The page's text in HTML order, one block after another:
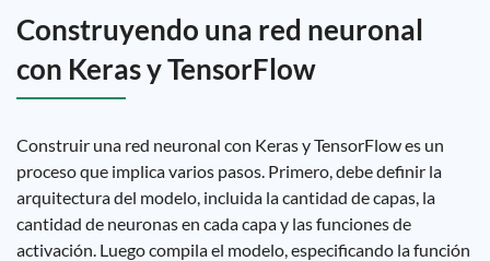
Construyendo una red neuronal
con Keras y TensorFlow
Construir una red neuronal con Keras y TensorFlow es un
proceso que implica varios pasos. Primero, debe definir la
arquitectura del modelo, incluida la cantidad de capas, la
cantidad de neuronas en cada capa y las funciones de
activación. Luego compila el modelo, especificando la función